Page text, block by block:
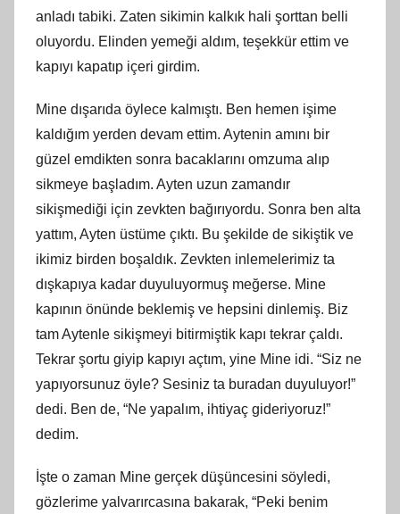
anladı tabiki. Zaten sikimin kalkık hali şorttan belli
oluyordu. Elinden yemeği aldım, teşekkür ettim ve
kapıyı kapatıp içeri girdim.
Mine dışarıda öylece kalmıştı. Ben hemen işime
kaldığım yerden devam ettim. Aytenin amını bir
güzel emdikten sonra bacaklarını omzuma alıp
sikmeye başladım. Ayten uzun zamandır
sikişmediği için zevkten bağırıyordu. Sonra ben alta
yattım, Ayten üstüme çıktı. Bu şekilde de sikiştik ve
ikimiz birden boşaldık. Zevkten inlemelerimiz ta
dışkapıya kadar duyuluyormuş meğerse. Mine
kapının önünde beklemiş ve hepsini dinlemiş. Biz
tam Aytenle sikişmeyi bitirmiştik kapı tekrar çaldı.
Tekrar şortu giyip kapıyı açtım, yine Mine idi. “Siz ne
yapıyorsunuz öyle? Sesiniz ta buradan duyuluyor!”
dedi. Ben de, “Ne yapalım, ihtiyaç gideriyoruz!”
dedim.
İşte o zaman Mine gerçek düşüncesini söyledi,
gözlerime yalvarırcasına bakarak, “Peki benim